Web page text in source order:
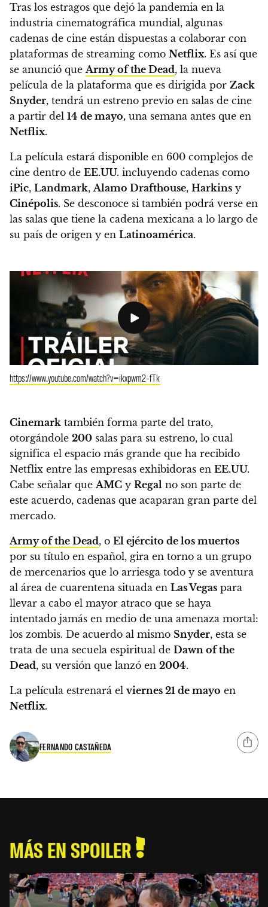
Tras los estragos que dejó la pandemia en la
industria cinematográfica mundial, algunas
cadenas de cine están dispuestas a colaborar con
plataformas de streaming como Netflix. Es así que
se anunció que Army of the Dead, la nueva
película de la plataforma que es dirigida por Zack
Snyder, tendrá un estreno previo en salas de cine
a partir del 14 de mayo, una semana antes que en
Netflix.
La película estará disponible en 600 complejos de
cine dentro de EE.UU. incluyendo cadenas como
iPic, Landmark, Alamo Drafthouse, Harkins y
Cinépolis. Se desconoce si también podrá verse en
las salas que tiene la cadena mexicana a lo largo de
su país de origen y en Latinoamérica.
https://www.youtube.com/watch?v=ikxpwm2-fTk
Cinemark también forma parte del trato,
otorgándole 200 salas para su estreno, lo cual
significa el espacio más grande que ha recibido
Netflix entre las empresas exhibidoras en EE.UU.
Cabe señalar que AMC y Regal no son parte de
este acuerdo, cadenas que acaparan gran parte del
mercado.
Army of the Dead, o El ejército de los muertos
por su título en español, gira en torno a un grupo
de mercenarios que lo arriesga todo y se aventura
al área de cuarentena situada en Las Vegas para
llevar a cabo el mayor atraco que se haya
intentado jamás en medio de una amenaza mortal:
los zombis. De acuerdo al mismo Snyder, esta se
trata de una secuela espiritual de Dawn of the
Dead, su versión que lanzó en 2004.
La película estrenará el viernes 21 de mayo en
Netflix.
FERNANDO CASTAÑEDA
MÁS EN SPOILER